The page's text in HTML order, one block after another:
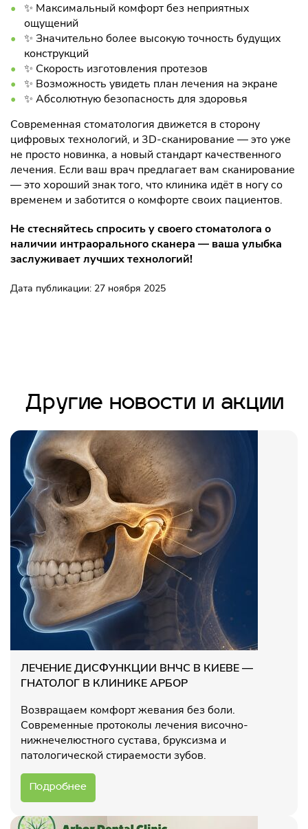
✨ Максимальный комфорт без неприятных
ощущений
✨ Значительно более высокую точность будущих
конструкций
✨ Скорость изготовления протезов
✨ Возможность увидеть план лечения на экране
✨ Абсолютную безопасность для здоровья
Современная стоматология движется в сторону
цифровых технологий, и 3D-сканирование — это уже
не просто новинка, а новый стандарт качественного
лечения. Если ваш врач предлагает вам сканирование
— это хороший знак того, что клиника идёт в ногу со
временем и заботится о комфорте своих пациентов.
Не стесняйтесь спросить у своего стоматолога о
наличии интраорального сканера — ваша улыбка
заслуживает лучших технологий!
Дата публикации: 27 ноября 2025
Другие новости и акции
ЛЕЧЕНИЕ ДИСФУНКЦИИ ВНЧС В КИЕВЕ —
ГНАТОЛОГ В КЛИНИКЕ АРБОР
Возвращаем комфорт жевания без боли.
Современные протоколы лечения височно-
нижнечелюстного сустава, бруксизма и
патологической стираемости зубов.
Подробнее